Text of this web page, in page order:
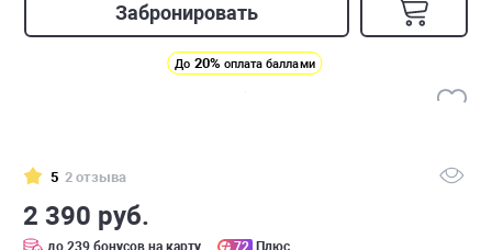
Забронировать
До 20% оплата баллами
5 2 отзыва
2 390 руб.
до 239 бонусов на карту 72 Плюс